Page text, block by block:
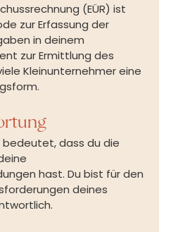
(EÜR) ist
zur Erfassung der
in deinem
zur Ermittlung des
Kleinunternehmer eine
dass du die
hast. Du bist für den
deines